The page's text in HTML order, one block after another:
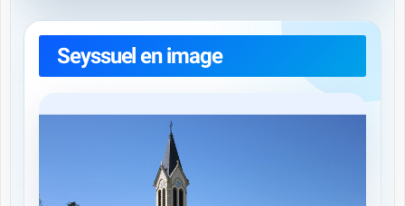
Seyssuel en image